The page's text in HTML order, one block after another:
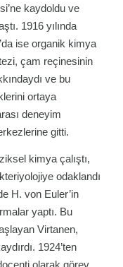
kaydoldu ve
1916 yılında
ise organik kimya
çam reçinesinin
ve bu
ortaya
deneyim
gitti.
kimya çalıştı,
odaklandı
H. von Euler’in
yaptı. Bu
Virtanen,
1924’ten
olarak görev